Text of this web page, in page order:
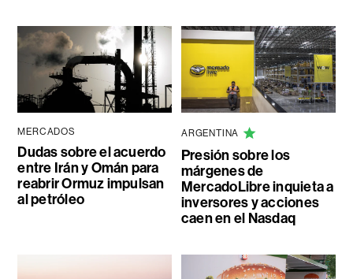
MERCADOS
Dudas sobre el acuerdo
entre Irán y Omán para
reabrir Ormuz impulsan
al petróleo
ARGENTINA
Presión sobre los
márgenes de
MercadoLibre inquieta a
inversores y acciones
caen en el Nasdaq